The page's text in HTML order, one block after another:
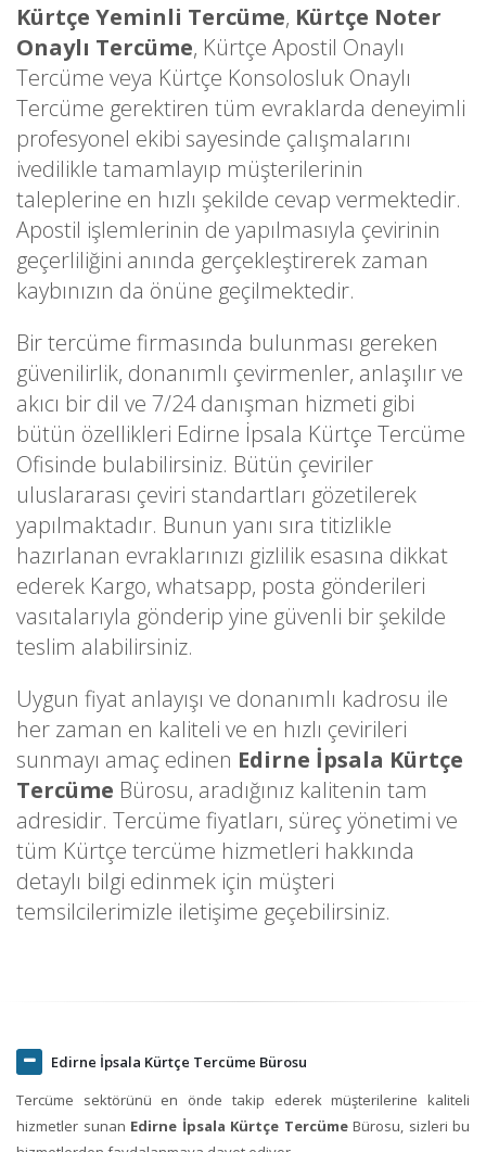
Kürtçe Yeminli Tercüme, Kürtçe Noter
Onaylı Tercüme, Kürtçe Apostil Onaylı
Tercüme veya Kürtçe Konsolosluk Onaylı
Tercüme gerektiren tüm evraklarda deneyimli
profesyonel ekibi sayesinde çalışmalarını
ivedilikle tamamlayıp müşterilerinin
taleplerine en hızlı şekilde cevap vermektedir.
Apostil işlemlerinin de yapılmasıyla çevirinin
geçerliliğini anında gerçekleştirerek zaman
kaybınızın da önüne geçilmektedir.
Bir tercüme firmasında bulunması gereken
güvenilirlik, donanımlı çevirmenler, anlaşılır ve
akıcı bir dil ve 7/24 danışman hizmeti gibi
bütün özellikleri Edirne İpsala Kürtçe Tercüme
Ofisinde bulabilirsiniz. Bütün çeviriler
uluslararası çeviri standartları gözetilerek
yapılmaktadır. Bunun yanı sıra titizlikle
hazırlanan evraklarınızı gizlilik esasına dikkat
ederek Kargo, whatsapp, posta gönderileri
vasıtalarıyla gönderip yine güvenli bir şekilde
teslim alabilirsiniz.
Uygun fiyat anlayışı ve donanımlı kadrosu ile
her zaman en kaliteli ve en hızlı çevirileri
sunmayı amaç edinen Edirne İpsala Kürtçe
Tercüme Bürosu, aradığınız kalitenin tam
adresidir. Tercüme fiyatları, süreç yönetimi ve
tüm Kürtçe tercüme hizmetleri hakkında
detaylı bilgi edinmek için müşteri
temsilcilerimizle iletişime geçebilirsiniz.
Edirne İpsala Kürtçe Tercüme Bürosu
Tercüme sektörünü en önde takip ederek müşterilerine kaliteli
hizmetler sunan Edirne İpsala Kürtçe TercümeBürosu, sizleri bu